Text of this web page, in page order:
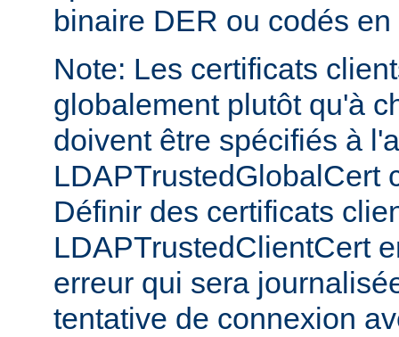
binaire DER ou codés
Note: Les certificats
globalement plutôt qu'à
doivent être spécifiés à
LDAPTrustedGlobalCert
Définir des certificats
LDAPTrustedClientCert
erreur qui sera
tentative de connexion